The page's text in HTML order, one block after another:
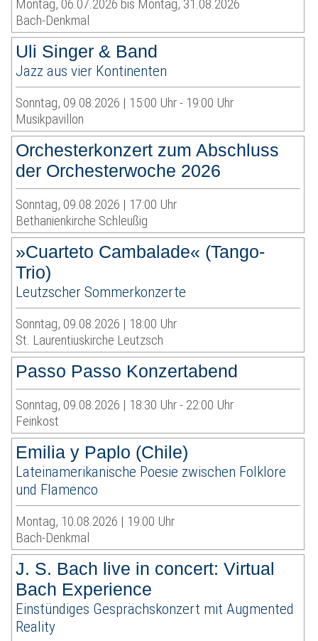
Montag, 06.07.2026 bis Montag, 31.08.2026
Bach-Denkmal
Uli Singer & Band
Jazz aus vier Kontinenten
Sonntag, 09.08.2026 | 15:00 Uhr - 19:00 Uhr
Musikpavillon
Orchesterkonzert zum Abschluss
der Orchesterwoche 2026
Sonntag, 09.08.2026 | 17:00 Uhr
Bethanienkirche Schleußig
»Cuarteto Cambalade« (Tango-
Trio)
Leutzscher Sommerkonzerte
Sonntag, 09.08.2026 | 18:00 Uhr
St. Laurentiuskirche Leutzsch
Passo Passo Konzertabend
Sonntag, 09.08.2026 | 18:30 Uhr - 22:00 Uhr
Feinkost
Emilia y Paplo (Chile)
Lateinamerikanische Poesie zwischen Folklore
und Flamenco
Montag, 10.08.2026 | 19:00 Uhr
Bach-Denkmal
J. S. Bach live in concert: Virtual
Bach Experience
Einstündiges Gesprächskonzert mit Augmented
Reality